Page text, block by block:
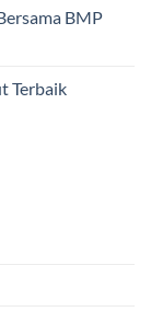
BMP
Terbaik